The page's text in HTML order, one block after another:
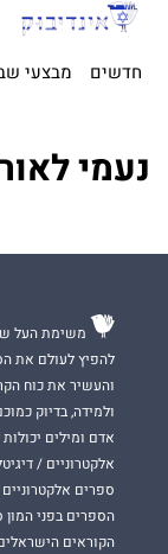
חדשים מבצעי
נעמי
משימת העל
להפיץ לעולם את
והעשיר את כוח
ולמידה, בדיוק
אדם ומילים
אלקטרוניים /
ספרים
הספרים בפני
הקוראים